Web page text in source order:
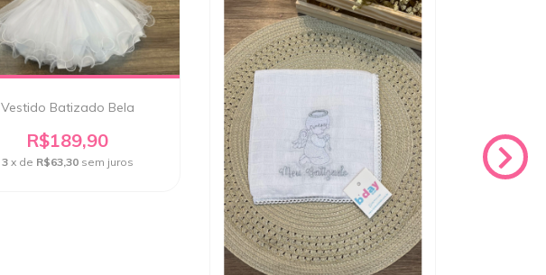
Vestido Batizado Bela
R$189,90
3 x de R$63,30 sem juros x de